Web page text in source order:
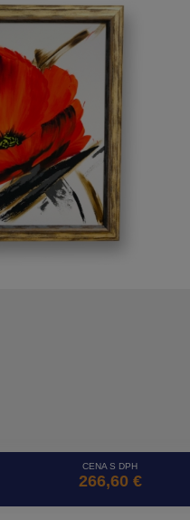
CENA S DPH
266,60 €